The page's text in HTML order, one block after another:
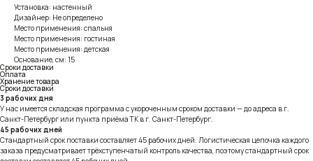
Установка: настенный
Дизайнер: Не определено
Место применения: спальня
Место применения: гостиная
Место применения: детская
Основание, см: 15
Сроки доставки
Оплата
Хранение товара
Сроки доставки
3 рабочих дня
У нас имеется складская программа с укороченным сроком доставки — до адреса в г.
Санкт-Петербург или пункта приёма ТК в г. Санкт-Петербург.
45 рабочих дней
Стандартный срок поставки составляет 45 рабочих дней. Логистическая цепочка каждого
заказа предусматривает трёхступенчатый контроль качества, поэтому стандартный срок